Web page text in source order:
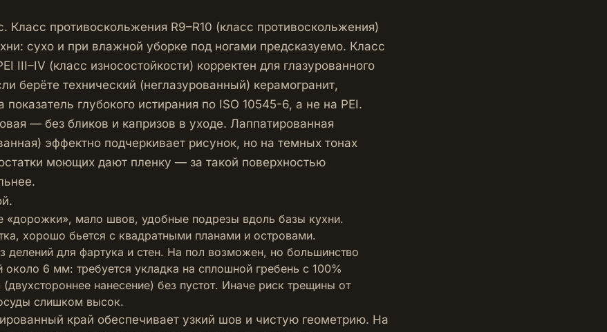
Класс противоскольжения R9–R10 (класс противоскольжения)
сухо и при влажной уборке под ногами предсказуемо. Класс
III–IV (класс износостойкости) корректен для глазурованного
берёте технический (неглазурованный) керамогранит,
показатель глубокого истирания по ISO 10545-6, а не на PEI.
— без бликов и капризов в уходе. Лаппатированная
эффектно подчеркивает рисунок, но на темных тонах
моющих дают пленку — за такой поверхностью
«дорожки», мало швов, удобные подрезы вдоль базы кухни.
хорошо бьется с квадратными планами и островами.
делений для фартука и стен. На пол возможен, но большинство
6 мм: требуется укладка на сплошной гребень с 100%
нанесение) без пустот. Иначе риск трещины от
слишком высок.
край обеспечивает узкий шов и чистую геометрию. На